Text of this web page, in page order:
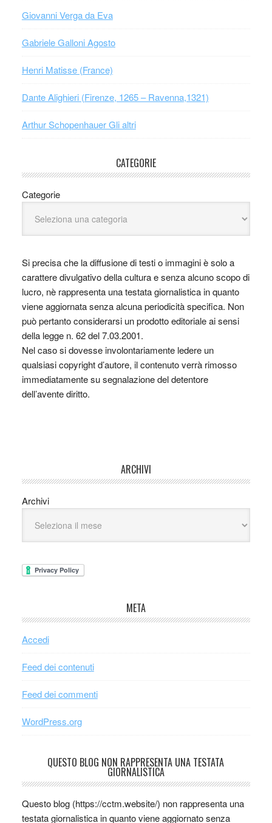
Giovanni Verga da Eva
Gabriele Galloni Agosto
Henri Matisse (France)
Dante Alighieri (Firenze, 1265 – Ravenna,1321)
Arthur Schopenhauer Gli altri
CATEGORIE
Categorie
Si precisa che la diffusione di testi o immagini è solo a
carattere divulgativo della cultura e senza alcuno scopo di
lucro, nè rappresenta una testata giornalistica in quanto
viene aggiornata senza alcuna periodicità specifica. Non
può pertanto considerarsi un prodotto editoriale ai sensi
della legge n. 62 del 7.03.2001.
Nel caso si dovesse involontariamente ledere un
qualsiasi copyright d’autore, il contenuto verrà rimosso
immediatamente su segnalazione del detentore
dell’avente diritto.
ARCHIVI
Archivi
META
Accedi
Feed dei contenuti
Feed dei commenti
WordPress.org
QUESTO BLOG NON RAPPRESENTA UNA TESTATA
GIORNALISTICA
Questo blog (https://cctm.website/) non rappresenta una
testata giornalistica in quanto viene aggiornato senza